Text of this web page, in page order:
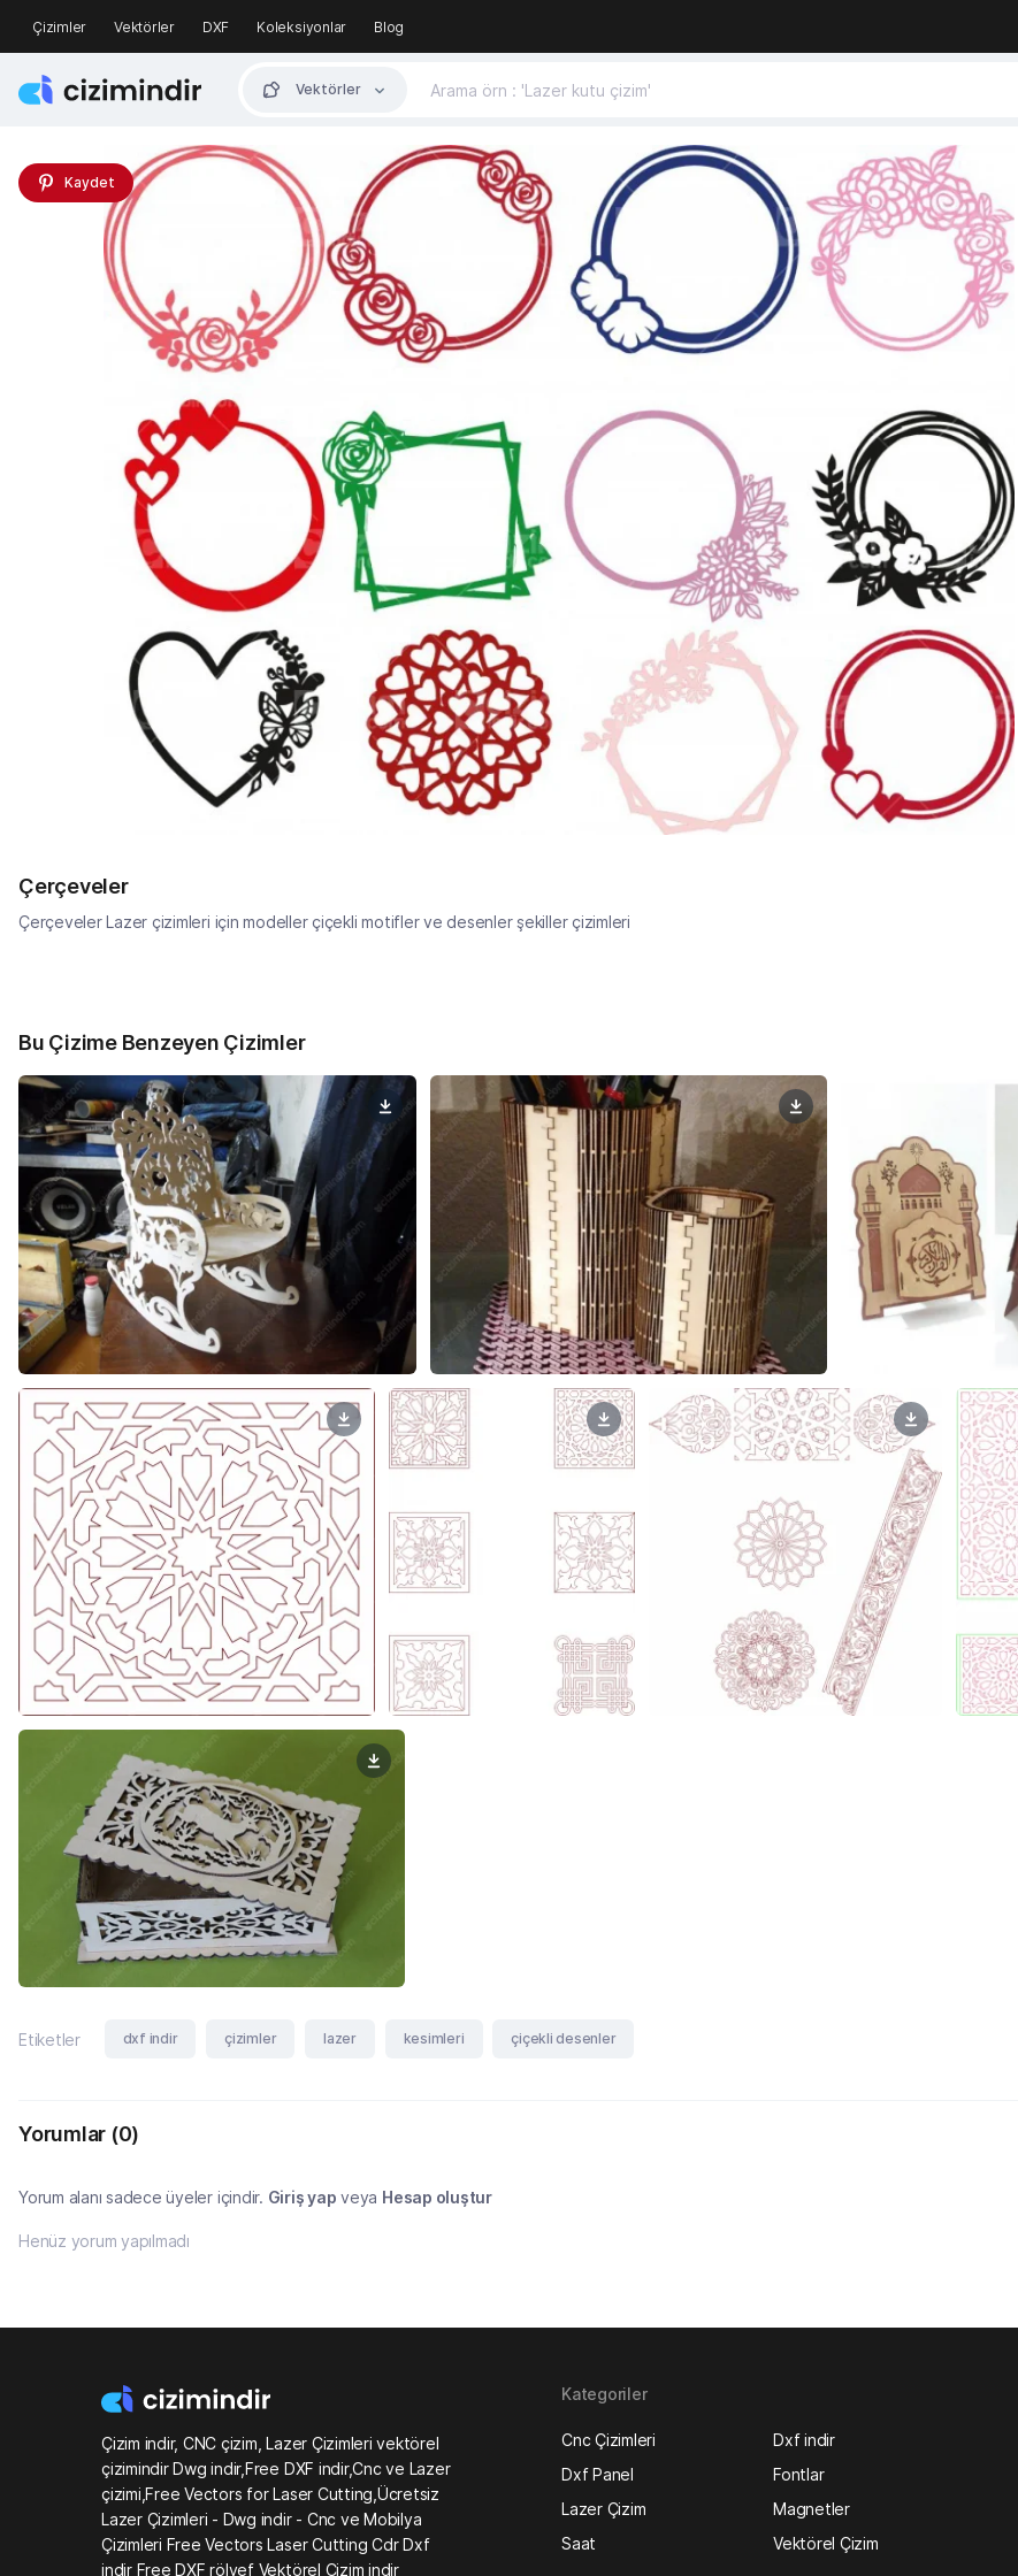
Çizimler Vektörler DXF Koleksiyonlar Blog
Vektörler
Kaydet
Çerçeveler
Çerçeveler Lazer çizimleri için modeller çiçekli motifler ve desenler şekiller çizimleri
Bu Çizime Benzeyen Çizimler
Etiketler dxf indir çizimler lazer kesimleri çiçekli desenler
Yorumlar (0)
Yorum alanı sadece üyeler içindir. Giriş yap veya Hesap oluştur
Henüz yorum yapılmadı
Çizim indir, CNC çizim, Lazer Çizimleri vektörel
çizimindir Dwg indir,Free DXF indir,Cnc ve Lazer
çizimi,Free Vectors for Laser Cutting,Ücretsiz
Lazer Çizimleri - Dwg indir - Cnc ve Mobilya
Çizimleri Free Vectors Laser Cutting Cdr Dxf
indir Free DXF rölyef Vektörel Çizim indir
Kategoriler
Cnc Çizimleri
Dxf indir
Dxf Panel
Fontlar
Lazer Çizim
Magnetler
Saat
Vektörel Çizim